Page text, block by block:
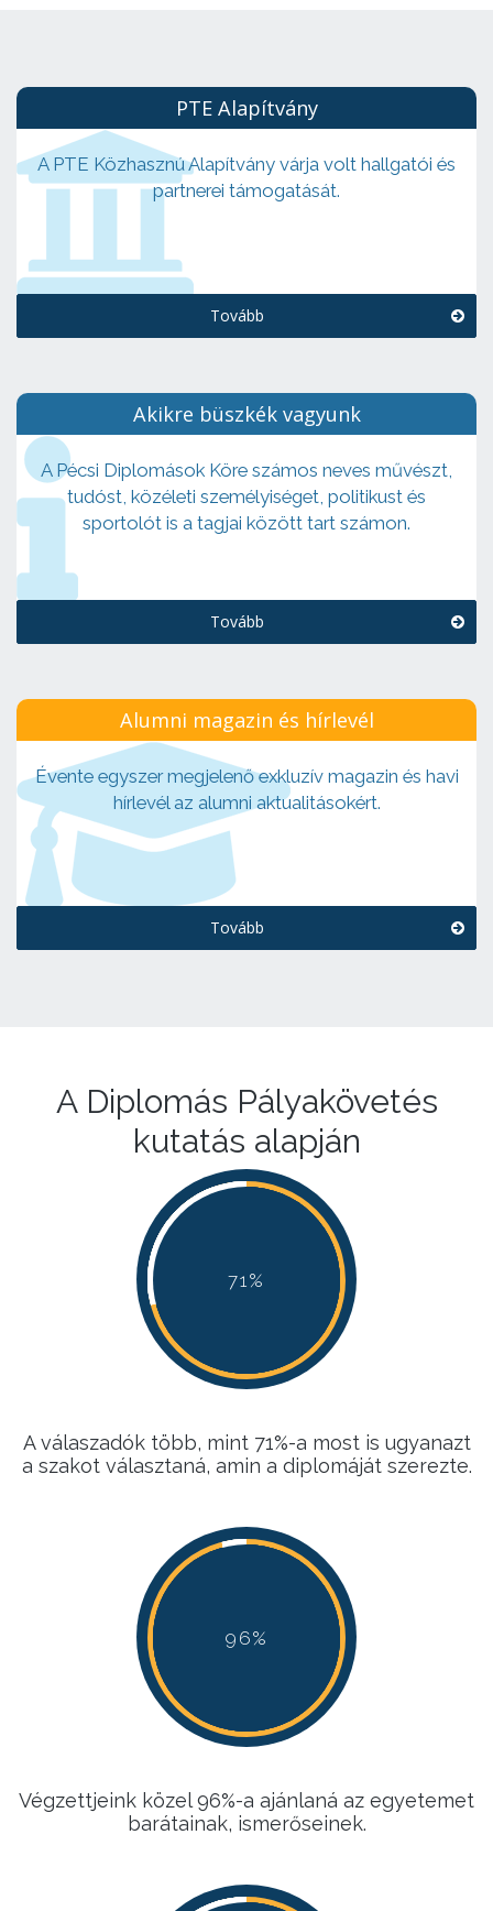
PTE Alapítvány
A PTE Közhasznú Alapítvány várja volt hallgatói és
partnerei támogatását.
Tovább
Akikre büszkék vagyunk
A Pécsi Diplomások Köre számos neves művészt,
tudóst, közéleti személyiséget, politikust és
sportolót is a tagjai között tart számon.
Tovább
Alumni magazin és hírlevél
Évente egyszer megjelenő exkluzív magazin és havi
hírlevél az alumni aktualitásokért.
Tovább
A Diplomás Pályakövetés
kutatás alapján
71%
71%
71%
71%
A válaszadók több, mint 71%-a most is ugyanazt
a szakot választaná, amin a diplomáját szerezte.
96%
96%
96%
96%
Végzettjeink közel 96%-a ajánlaná az egyetemet
barátainak, ismerőseinek.